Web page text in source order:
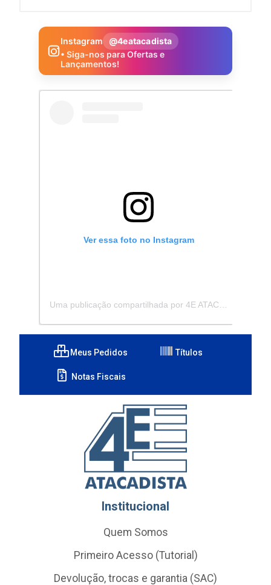
Instagram
@4eatacadista
• Siga-nos para Ofertas e
Lançamentos!
Ver essa foto no Instagram
Meus Pedidos Títulos
Notas Fiscais
Institucional
Quem Somos
Primeiro Acesso (Tutorial)
Devolução, trocas e garantia (SAC)